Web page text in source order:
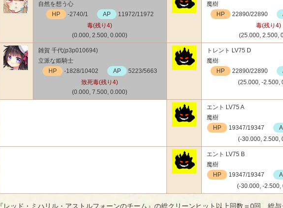
自然を想う心
HP
-2740/1 AP
11972/11972
毒(残り4)
(0.000, 2.500, 0.000)
魔樹
HP
22890/22890
毒(残り4)
(25.000, 2.500,
雑賀 千代(p3p010694)
立派な姫騎士
HP
-1828/10402 AP
5223/5663
致死毒(残り4)
(0.000, 7.500, 0.000)
トレント LV75 D
魔樹
HP
22890/22890
(25.000, -2.500,
エント LV75 A
魔樹
HP
19347/19347
(-30.000, 2.500,
エント LV75 B
魔樹
HP
19347/19347
(-30.000, -2.500,
『レッド・ミハリル・アストルフォーンのチーム』の総クリーンヒット以上回数＝0回、総